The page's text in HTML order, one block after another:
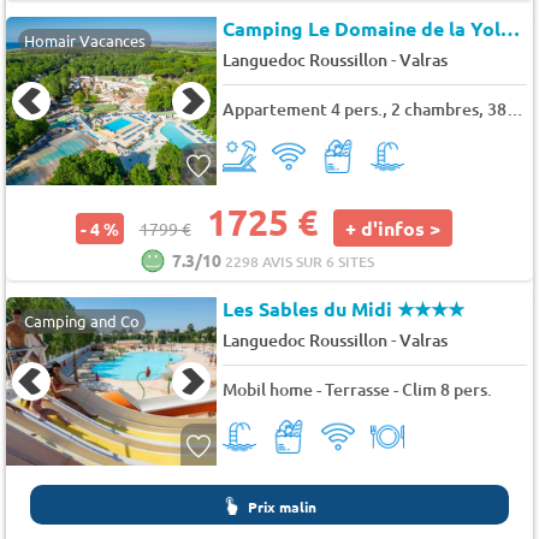
Homair Vacances Camping Le Domaine de la Yole*
Languedoc Roussillon-Valras
Appartement 4 pers., 2 chambres, 38 m²
- 4 % 1799 € 1725 € + d'infos >
7.3/10 2298 AVIS SUR 6 SITES
Camping and Co Les Sables du Midi★★★★
Languedoc Roussillon-Valras
Mobil home - Terrasse - Clim 8 pers.
Prix malin